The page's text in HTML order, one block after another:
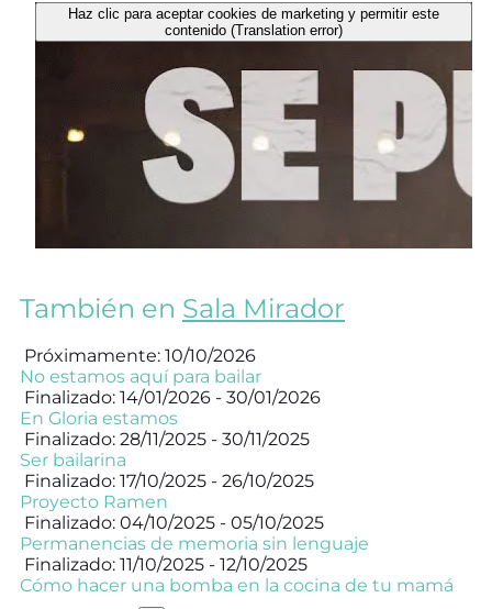
Haz clic para aceptar cookies de marketing y permitir este
contenido (Translation error)
También en Sala Mirador
Próximamente: 10/10/2026
No estamos aquí para bailar
Finalizado: 14/01/2026 - 30/01/2026
En Gloria estamos
Finalizado: 28/11/2025 - 30/11/2025
Ser bailarina
Finalizado: 17/10/2025 - 26/10/2025
Proyecto Ramen
Finalizado: 04/10/2025 - 05/10/2025
Permanencias de memoria sin lenguaje
Finalizado: 11/10/2025 - 12/10/2025
Cómo hacer una bomba en la cocina de tu mamá